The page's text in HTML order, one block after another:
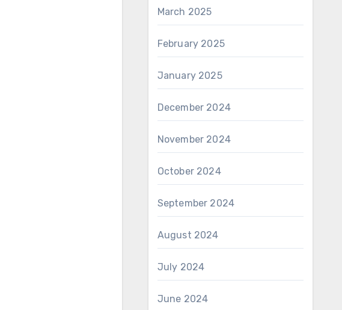
March 2025
February 2025
January 2025
December 2024
November 2024
October 2024
September 2024
August 2024
July 2024
June 2024